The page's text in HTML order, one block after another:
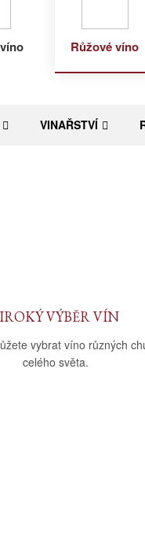
Růžové víno
VINAŘSTVÍ
VÝBĚR VÍN
vybrat víno různých
celého světa.